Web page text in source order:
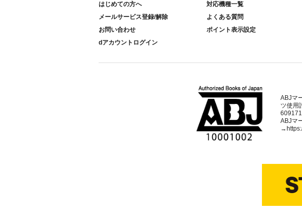
はじめての方へ
対応機種一覧
メールサービス登録/解除
よくある質問
お問い合わせ
ポイント表示設定
dアカウントログイン
ABJマ
ツ使用
ABJマ
→